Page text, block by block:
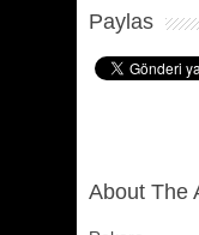
Paylas
About The